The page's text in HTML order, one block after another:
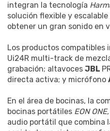
integran la tecnología
solución flexible y
obtener un gran sonido en
Los productos compatibles
Ui24R multi-track de
grabación; altavoces JBL
directa activa; y micrófono
En el área de bocinas, la
bocinas portátiles EON ONE
audio portátil que combina